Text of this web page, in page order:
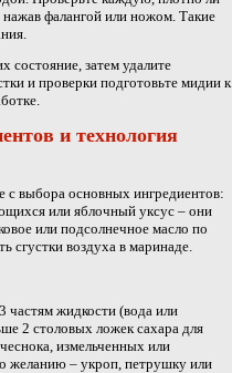
фалангой или ножом. Такие
состояние, затем удалите
и проверки подготовьте мидии к
и технология
с выбора основных ингредиентов:
или яблочный уксус – они
или подсолнечное масло по
сгустки воздуха в маринаде.
частям жидкости (вода или
2 столовых ложек сахара для
измельченных или
желанию – укроп, петрушку или